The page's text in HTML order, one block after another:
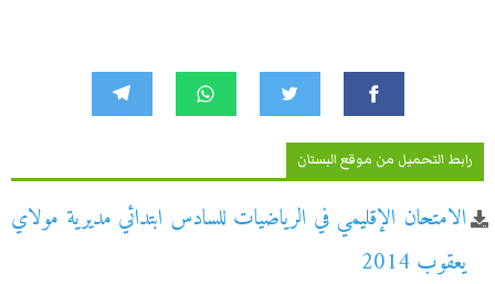
رابط التحميل من موقع البستان
الامتحان الإقليمي في الرياضيات للسادس ابتدائي مديرية مولاي
يعقوب 2014